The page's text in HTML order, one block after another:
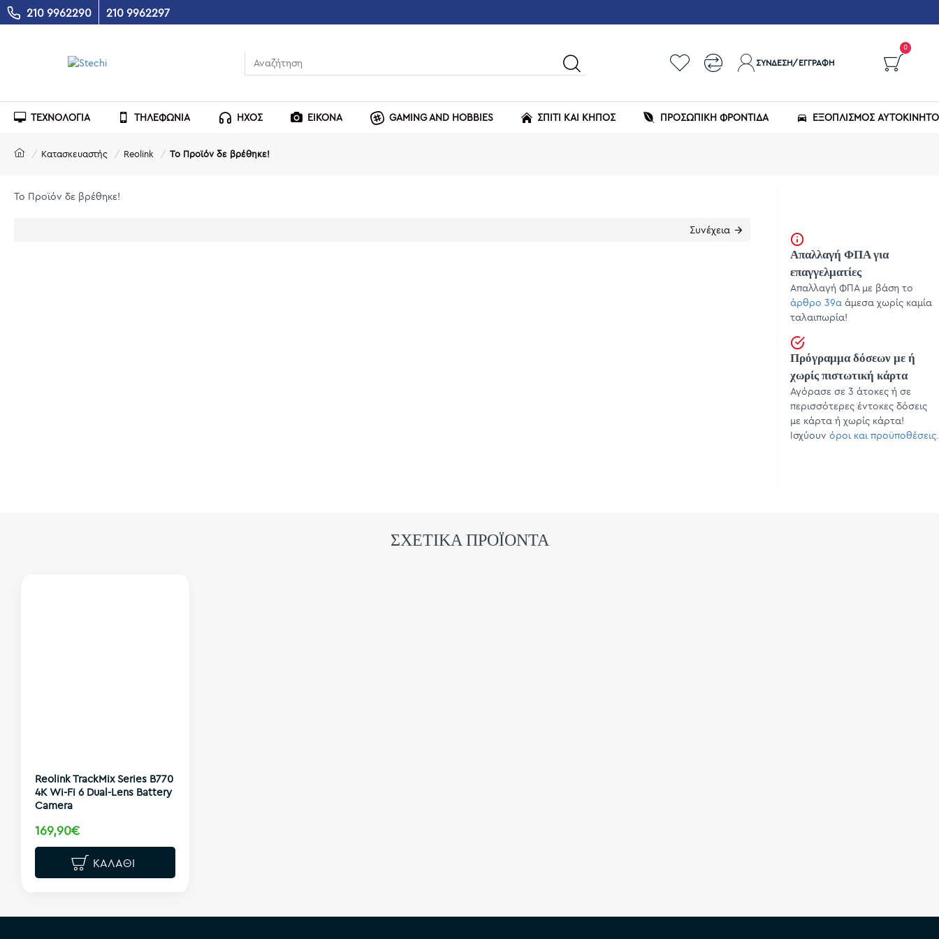
210 9962290 210 9962297
ΣΎΝΔΕΣΗ/ΕΓΓΡΑΦΉ
0
ΤΕΧΝΟΛΟΓΙΑ ΤΗΛΕΦΩΝΙΑ ΗΧΟΣ ΕΙΚΟΝΑ GAMING AND HOBBIES ΣΠΙΤΙ ΚΑΙ ΚΗΠΟΣ ΠΡΟΣΩΠΙΚΗ ΦΡΟΝΤΙΔΑ ΕΞΟΠΛΙΣΜΌΣ
Κατασκευαστής Reolink Το Προϊόν δε βρέθηκε!
Το Προϊόν δε βρέθηκε!
Συνέχεια
Απαλλαγή ΦΠΑ για
επαγγελματίες
Απαλλαγή ΦΠΑ με βάση το
άρθρο 39α άμεσα χωρίς καμία
ταλαιπωρία!
Πρόγραμμα δόσεων με ή
χωρίς πιστωτική κάρτα
Αγόρασε σε 3 άτοκες ή σε
περισσότερες έντοκες δόσεις
με κάρτα ή χωρίς κάρτα!
Ισχύουν όροι και προϋποθέσεις.
ΣΧΕΤΙΚΑ ΠΡΟΪΟΝΤΑ
Reolink TrackMix Series B770
4K Wi-Fi 6 Dual-Lens Battery
Camera
169,90€
ΚΑΛΆΘΙ